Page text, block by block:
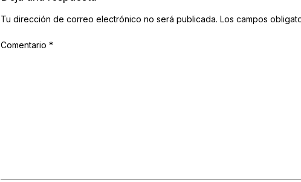
Tu dirección de correo electrónico no será publicada. Los campos
Comentario *